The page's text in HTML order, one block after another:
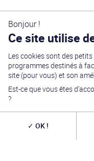
Générations Star
en matière de
chaque annéeplus
rencontrer les
exceptionnels, des
équipe bénévole
Bonjour !
Ce site utilise
Les cookies sont des
programmes destinés à
site (pour vous) et son
Est-ce que vous êtes
?
OK !